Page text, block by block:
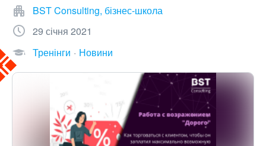
BST Consulting, бізнес-школа
29 січня 2021
Тренінги
Новини